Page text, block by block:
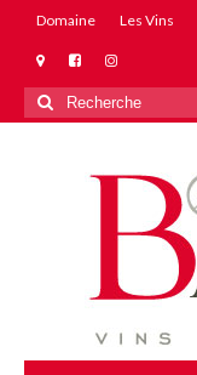
Domaine Les Vins
Rechercher
: